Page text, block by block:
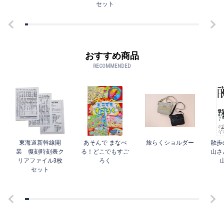
セット
おすすめ商品
RECOMMENDED
東海道新幹線開
業 復刻時刻表ク
リアファイル3枚
セット
あそんで まなべ
る！どこでもすご
ろく
旅らくショルダー
散歩
山さ